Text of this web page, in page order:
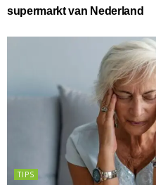
supermarkt van Nederland
TIPS